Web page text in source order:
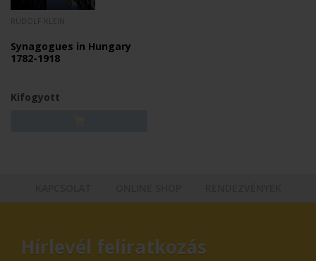
Synagogues in Hungary
1782-1918
Kifogyott
Hírlevél feliratkozás